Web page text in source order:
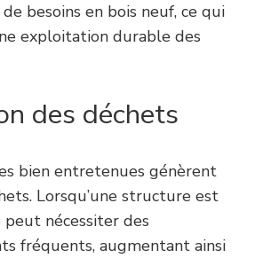
besoins en bois neuf, ce qui
exploitation durable des
des déchets
bien entretenues génèrent
Lorsqu’une structure est
nécessiter des
fréquents, augmentant ainsi